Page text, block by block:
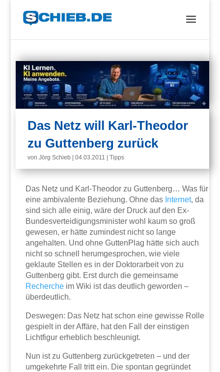
Das Netz will Karl-Theodor
zu Guttenberg zurück
vonJörg Schieb |04.03.2011 |Tipps
Das Netz und Karl-Theodor zu Guttenberg… Was für
eine ambivalente Beziehung. Ohne das Internet, da
sind sich alle einig, wäre der Druck auf den Ex-
Bundesverteidigungsminister wohl kaum so groß
gewesen, er hätte zumindest nicht so lange
angehalten. Und ohne GuttenPlag hätte sich auch
nicht so schnell herumgesprochen, wie viele
geklaute Stellen es in der Doktorarbeit von zu
Guttenberg gibt. Erst durch die gemeinsame
Recherche im Wiki ist das deutlich geworden –
überdeutlich.
Deswegen: Das Netz hat schon eine gewisse Rolle
gespielt in der Affäre, hat den Fall der einstigen
Lichtfigur erheblich beschleunigt.
Nun ist zu Guttenberg zurückgetreten – und der
umgekehrte Fall tritt ein. Die spontan gegründet